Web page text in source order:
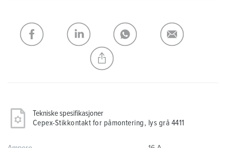
Min liste LEGG TIL
OPPRETT EN NY LISTE
Tekniske spesifikasjoner
Cepex-Stikkontakt for påmontering, lys grå 4411